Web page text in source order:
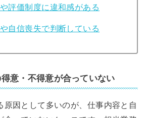
評価制度に違和感がある
自信喪失で判断している
意・不得意が合っていない
原因として多いのが、仕事内容と自